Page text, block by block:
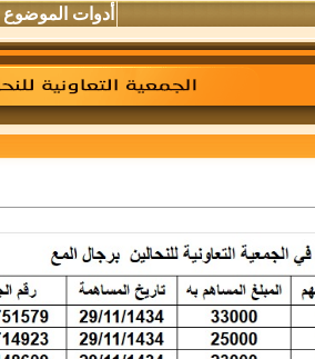
أدوات الموضوع